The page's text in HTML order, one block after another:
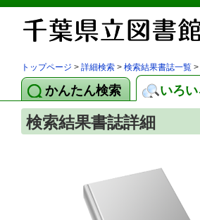
トップページ > 詳細検索 > 検索結果書誌一覧 >
かんたん検索 いろ
検索結果書誌詳細